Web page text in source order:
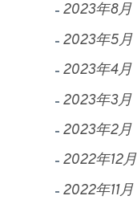
2023年8月
2023年5月
2023年4月
2023年3月
2023年2月
2022年12月
2022年11月